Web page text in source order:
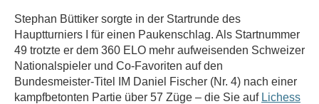
Stephan Büttiker sorgte in der Startrunde des
Hauptturniers I für einen Paukenschlag. Als Startnummer
49 trotzte er dem 360 ELO mehr aufweisenden Schweizer
Nationalspieler und Co-Favoriten auf den
Bundesmeister-Titel IM Daniel Fischer (Nr. 4) nach einer
kampfbetonten Partie über 57 Züge – die Sie auf Lichess